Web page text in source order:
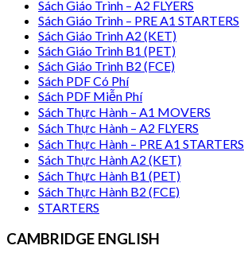
Sách Giáo Trình – A2 FLYERS
Sách Giáo Trình – PRE A1 STARTERS
Sách Giáo Trình A2 (KET)
Sách Giáo Trình B1 (PET)
Sách Giáo Trình B2 (FCE)
Sách PDF Có Phí
Sách PDF Miễn Phí
Sách Thực Hành – A1 MOVERS
Sách Thực Hành – A2 FLYERS
Sách Thực Hành – PRE A1 STARTERS
Sách Thực Hành A2 (KET)
Sách Thực Hành B1 (PET)
Sách Thực Hành B2 (FCE)
STARTERS
CAMBRIDGE ENGLISH